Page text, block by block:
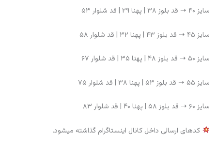
سایز ۴۰ ➝ قد بلوز ۳۸ | پهنا ۲۹ | قد شلوار ۵۳
سایز ۴۵ ➝ قد بلوز ۴۳ | پهنا ۳۲ | قد شلوار ۵۸
سایز ۵۰ ➝ قد بلوز ۴۸ | پهنا ۳۵ | قد شلوار ۶۷
سایز ۵۵ ➝ قد بلوز ۵۳ | پهنا ۳۸ | قد شلوار ۷۵
سایز ۶۰ ➝ قد بلوز ۵۸ | پهنا ۴۰ | قد شلوار ۸۳
کدهای ارسالی داخل کانال اینستاگرام گذاشته میشود.